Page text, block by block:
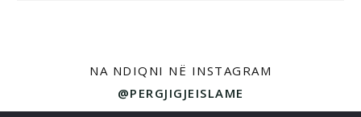
NA NDIQNI NË INSTAGRAM
@PERGJIGJEISLAME